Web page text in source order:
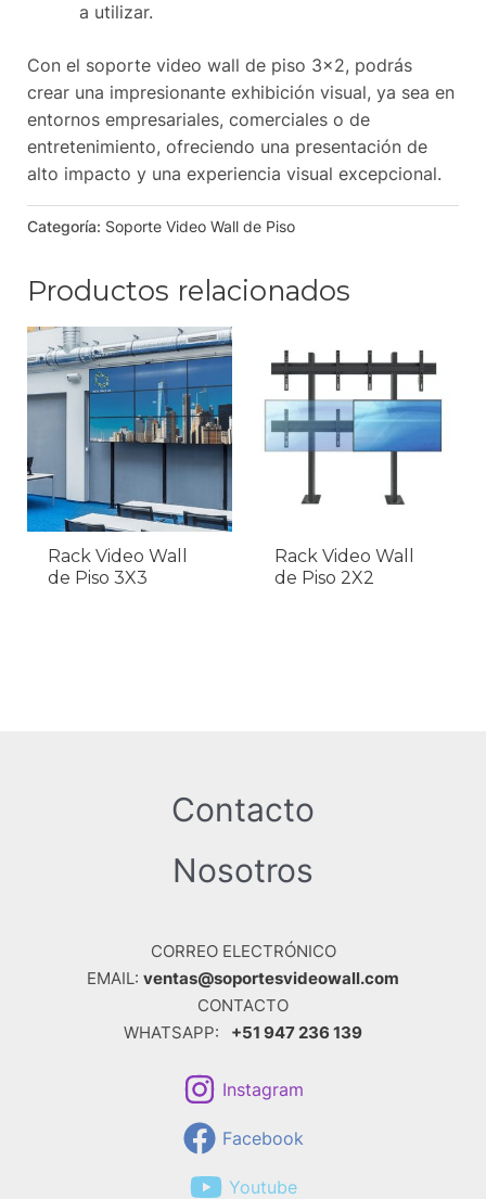
a utilizar.
Con el soporte video wall de piso 3×2, podrás
crear una impresionante exhibición visual, ya sea en
entornos empresariales, comerciales o de
entretenimiento, ofreciendo una presentación de
alto impacto y una experiencia visual excepcional. ️
Categoría: Soporte Video Wall de Piso
Productos relacionados
Rack Video Wall
de Piso 3X3
Rack Video Wall
de Piso 2X2
Contacto
Nosotros
CORREO ELECTRÓNICO
EMAIL: ventas@soportesvideowall.com
CONTACTO
WHATSAPP:
+51 947 236 139
Instagram
Facebook
Youtube